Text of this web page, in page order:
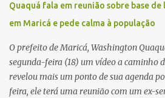
Quaquá fala em reunião sobre base
em Maricá e pede calma à população
O prefeito de Maricá, Washington
segunda-feira (18) um vídeo a caminho
revelou mais um ponto de sua agenda
feira, ele terá uma reunião com um ex-